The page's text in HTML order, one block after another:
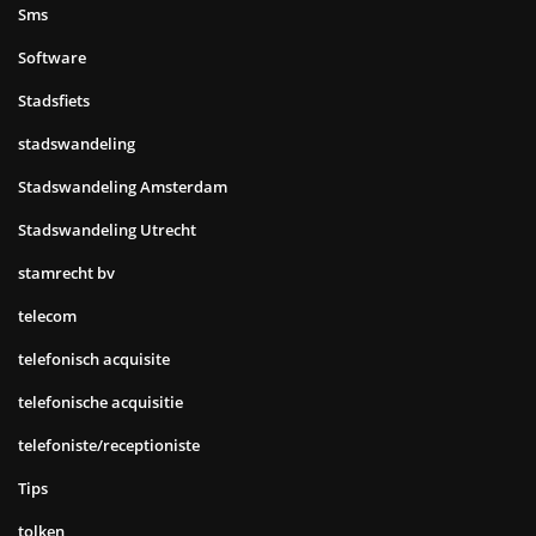
Sms
Software
Stadsfiets
stadswandeling
Stadswandeling Amsterdam
Stadswandeling Utrecht
stamrecht bv
telecom
telefonisch acquisite
telefonische acquisitie
telefoniste/receptioniste
Tips
tolken